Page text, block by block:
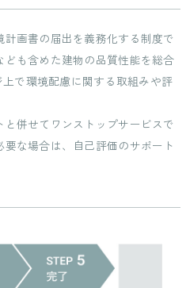
画書の届出を義務化する制度で
も含めた建物の品質性能を総合
で環境配慮に関する取組みや評
併せてワンストップサービスで
な場合は、自己評価のサポート